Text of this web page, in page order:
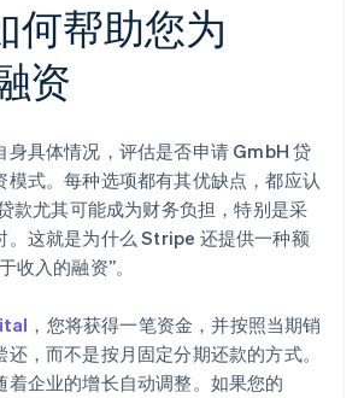
何帮助您为
资
身具体情况，评估是否申请 GmbH 贷
模式。每种选项都有其优缺点，都应认
款尤其可能成为财务负担，特别是采
。这就是为什么 Stripe 还提供一种额
收入的融资”。
，您将获得一笔资金，并按照当期销
，而不是按月固定分期还款的方式。
着企业的增长自动调整。如果您的